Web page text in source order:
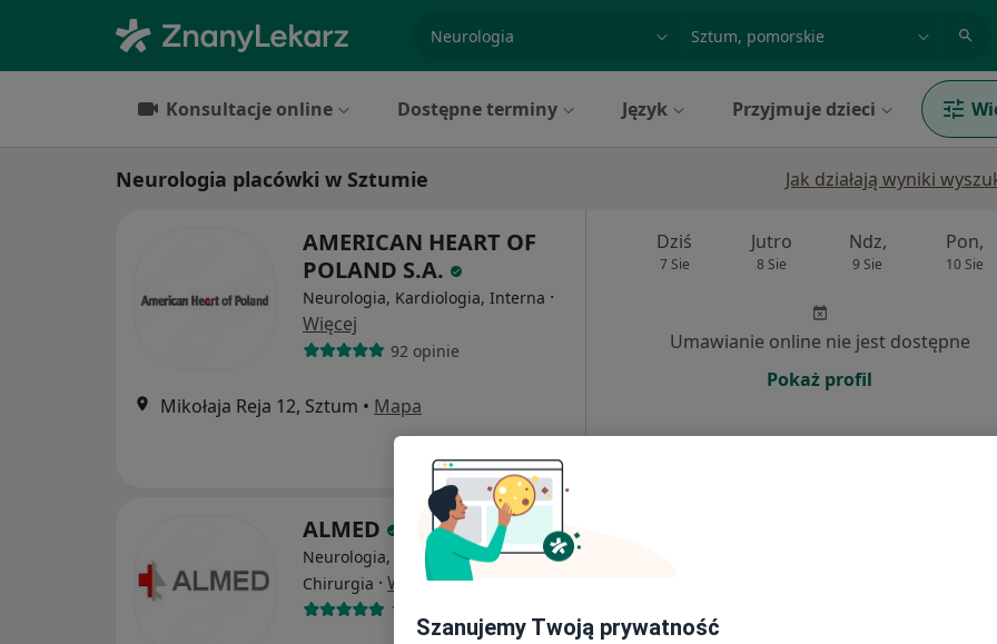
Konsultacje online Dostępne terminy Język Przyjmuje dzieci
Neurologia placówki w Sztumie Jak działają wyniki
AMERICAN HEART OF
POLAND S.A.
Neurologia, Kardiologia, Interna ·
Więcej
92 opinie
Mikołaja Reja 12, Sztum • Mapa
Dziś
7 Sie
Jutro
8 Sie
Ndz,
9 Sie
Pon,
10 Sie
Umawianie online nie jest dostępne
Pokaż profil
ALMED
Neurologia, Medycyna rodzinna,
Chirurgia · Więcej
13 opinii
Umawianie online nie jest dostępne
Szanujemy Twoją prywatność